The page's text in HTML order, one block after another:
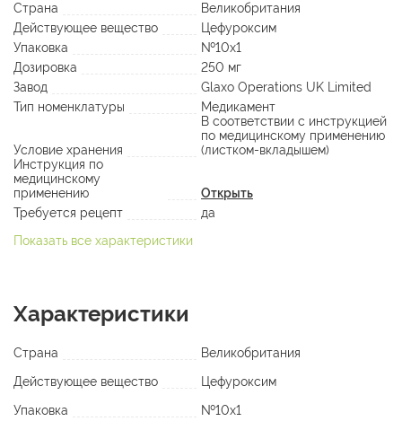
Страна
Великобритания
Действующее вещество
Цефуроксим
Упаковка
№10х1
Дозировка
250 мг
Завод
Glaxo Operations UK Limited
Тип номенклатуры
Медикамент
Условие хранения
В соответствии с инструкцией
по медицинскому применению
(листком-вкладышем)
Инструкция по
медицинскому
применению
Открыть
Требуется рецепт
да
Показать все характеристики
Характеристики
Страна
Великобритания
Действующее вещество
Цефуроксим
Упаковка
№10х1